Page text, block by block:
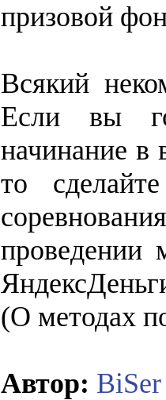
призовой
Всякий
Если вы
начинание в
то
проведении
(О методах
Автор: BiSer